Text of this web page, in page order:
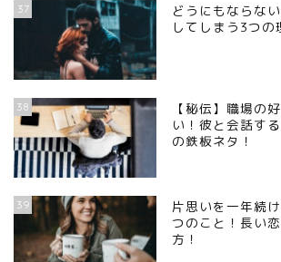
37
どうにもならな
してしまう3つの
38
【秘伝】職場の
い！彼と会話す
の鉄板ネタ！
39
片思いを一年続
つのこと！長い
方！